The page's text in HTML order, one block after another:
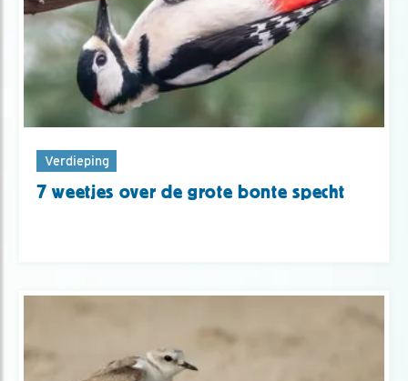
Verdieping
7 weetjes over de grote bonte specht